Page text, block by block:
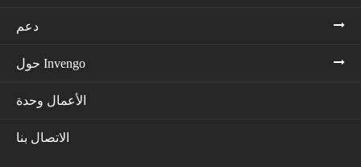
دعم
حول Invengo
الأعمال وحدة
الاتصال بنا